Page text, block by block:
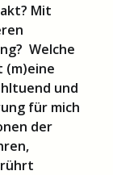
Mit
Welche
(m)eine
und
für mich
der